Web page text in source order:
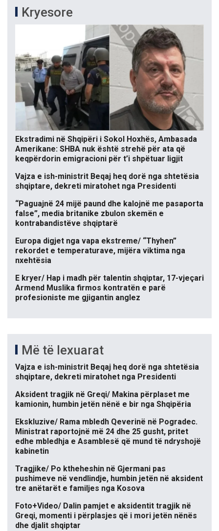
Kryesore
Ekstradimi në Shqipëri i Sokol Hoxhës, Ambasada
Amerikane: SHBA nuk është strehë për ata që
keqpërdorin emigracioni për t’i shpëtuar ligjit
Vajza e ish-ministrit Beqaj heq dorë nga shtetësia
shqiptare, dekreti miratohet nga Presidenti
“Paguajnë 24 mijë paund dhe kalojnë me pasaporta
false”, media britanike zbulon skemën e
kontrabandistëve shqiptarë
Europa digjet nga vapa ekstreme/ “Thyhen”
rekordet e temperaturave, mijëra viktima nga
nxehtësia
E kryer/ Hap i madh për talentin shqiptar, 17-vjeçari
Armend Muslika firmos kontratën e parë
profesioniste me gjigantin anglez
Më të lexuarat
Vajza e ish-ministrit Beqaj heq dorë nga shtetësia
shqiptare, dekreti miratohet nga Presidenti
Aksident tragjik në Greqi/ Makina përplaset me
kamionin, humbin jetën nënë e bir nga Shqipëria
Ekskluzive/ Rama mbledh Qeverinë në Pogradec.
Ministrat raportojnë më 24 dhe 25 gusht, pritet
edhe mbledhja e Asamblesë që mund të ndryshojë
kabinetin
Tragjike/ Po ktheheshin në Gjermani pas
pushimeve në vendlindje, humbin jetën në aksident
tre anëtarët e familjes nga Kosova
Foto+Video/ Dalin pamjet e aksidentit tragjik në
Greqi, momenti i përplasjes që i mori jetën nënës
dhe djalit shqiptar